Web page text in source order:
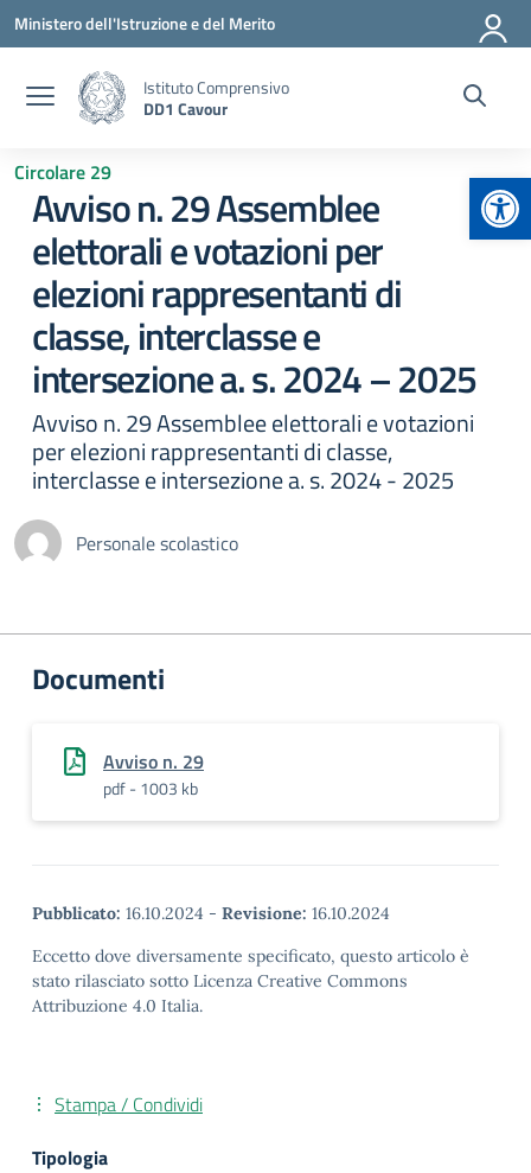
Vai ai contenuti
Vai al menu di navigazione
Vai al footer
Ministero dell'Istruzione e del Merito
Istituto Comprensivo
DD1 Cavour
Circolare 29
Avviso n. 29 Assemblee
elettorali e votazioni per
elezioni rappresentanti di
classe, interclasse e
intersezione a. s. 2024 – 2025
Avviso n. 29 Assemblee elettorali e votazioni
per elezioni rappresentanti di classe,
interclasse e intersezione a. s. 2024 - 2025
Personale scolastico
Documenti
Avviso n. 29
pdf - 1003 kb
Pubblicato: 16.10.2024 - Revisione: 16.10.2024
Eccetto dove diversamente specificato, questo articolo è
stato rilasciato sotto Licenza Creative Commons
Attribuzione 4.0 Italia.
Stampa / Condividi
Tipologia